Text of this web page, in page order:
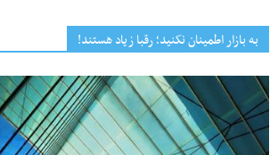
به بازار اطمینان نکنید؛ رقبا زیاد هستند!